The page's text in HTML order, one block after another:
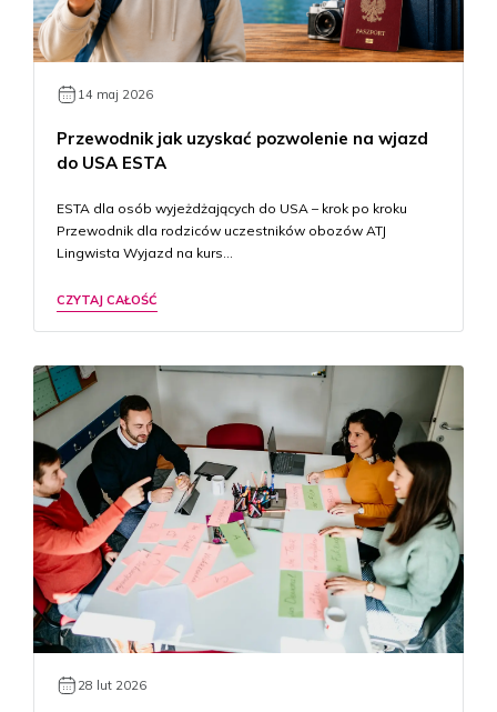
14 maj 2026
Przewodnik jak uzyskać pozwolenie na wjazd
do USA ESTA
ESTA dla osób wyjeżdżających do USA – krok po kroku
Przewodnik dla rodziców uczestników obozów ATJ
Lingwista Wyjazd na kurs…
CZYTAJ CAŁOŚĆ
28 lut 2026